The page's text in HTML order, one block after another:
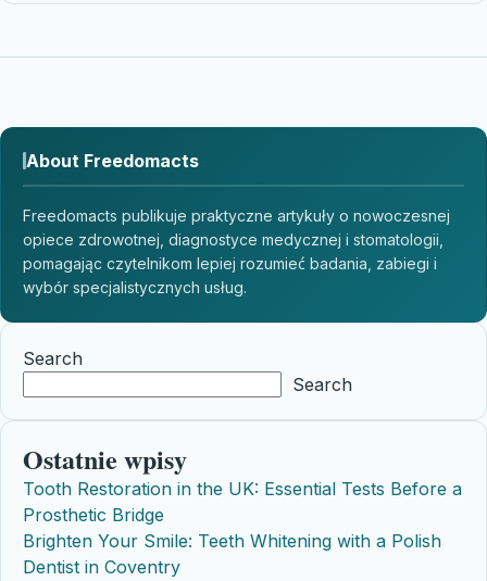
About Freedomacts
Freedomacts publikuje praktyczne artykuły o nowoczesnej
opiece zdrowotnej, diagnostyce medycznej i stomatologii,
pomagając czytelnikom lepiej rozumieć badania, zabiegi i
wybór specjalistycznych usług.
Search
Search
Ostatnie wpisy
Tooth Restoration in the UK: Essential Tests Before a
Prosthetic Bridge
Brighten Your Smile: Teeth Whitening with a Polish
Dentist in Coventry